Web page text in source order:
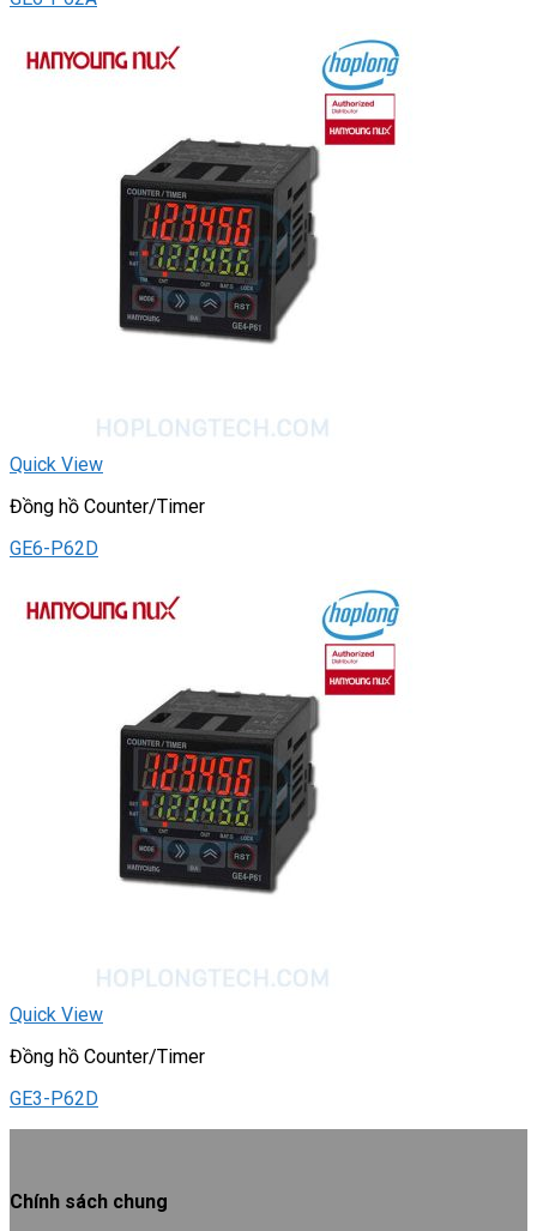
Quick View
Đồng hồ Counter/Timer
GE6-P62D
Quick View
Đồng hồ Counter/Timer
GE3-P62D
Chính sách chung